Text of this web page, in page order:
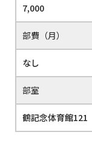
7,000
部費（月）
なし
部室
鶴記念体育館121